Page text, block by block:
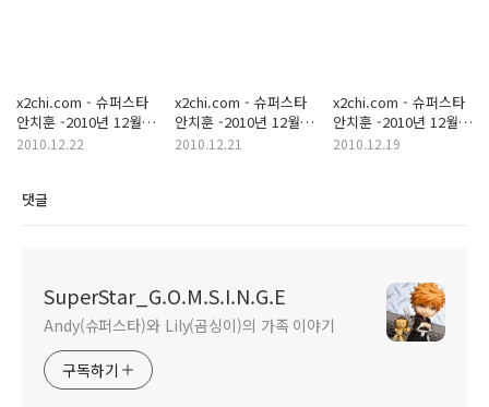
x2chi.com - 슈퍼스타
안치훈 -2010년 12월
21일
2010.12.22
x2chi.com - 슈퍼스타
안치훈 -2010년 12월
21일
2010.12.21
x2chi.com - 슈퍼스타
안치훈 -2010년 12월
18일
2010.12.19
댓글
SuperStar_G.O.M.S.I.N.G.E
Andy(슈퍼스타)와 Lily(곰싱이)의 가족 이야기
구독하기